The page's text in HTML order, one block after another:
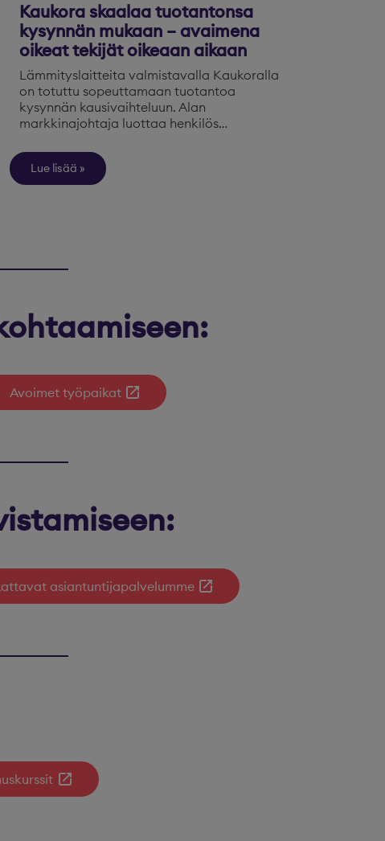
Kaukora skaalaa tuotantonsa
kysynnän mukaan – avaimena
oikeat tekijät oikeaan aikaan
Lämmityslaitteita valmistavalla Kaukoralla
on totuttu sopeuttamaan tuotantoa
kysynnän kausivaihteluun. Alan
markkinajohtaja luottaa henkilös…
Lue lisää
Avoimet työpaikat
asiantuntijapalvelumme